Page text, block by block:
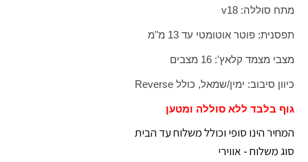
מתח סוללה: 18 v
תפסנית: פוטר אוטומטי עד 13 מ"מ
מצבי מצמד קלאץ': 16 מצבים
כיוון סיבוב: ימין/שמאל, כולל Reverse
גוף בלבד ללא סוללה ומטען
המחיר הינו סופי וכולל משלוח עד הבית
סוג משלוח - אווירי